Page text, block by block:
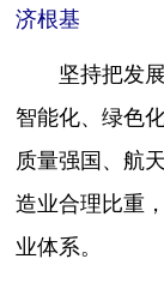
济根基
坚持把发展
智能化、绿色
质量强国、航
造业合理比重
业体系。